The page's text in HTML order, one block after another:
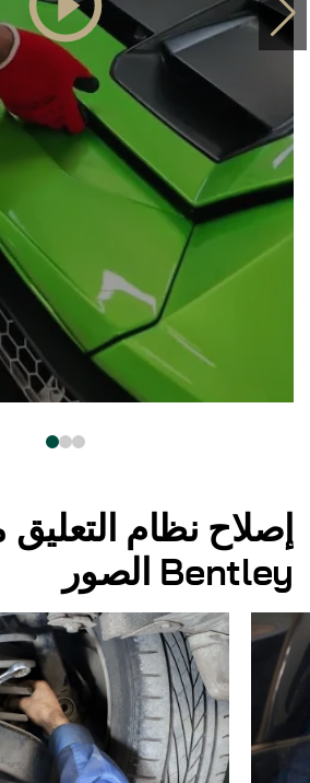
إصلاح نظام
Bentley الصور